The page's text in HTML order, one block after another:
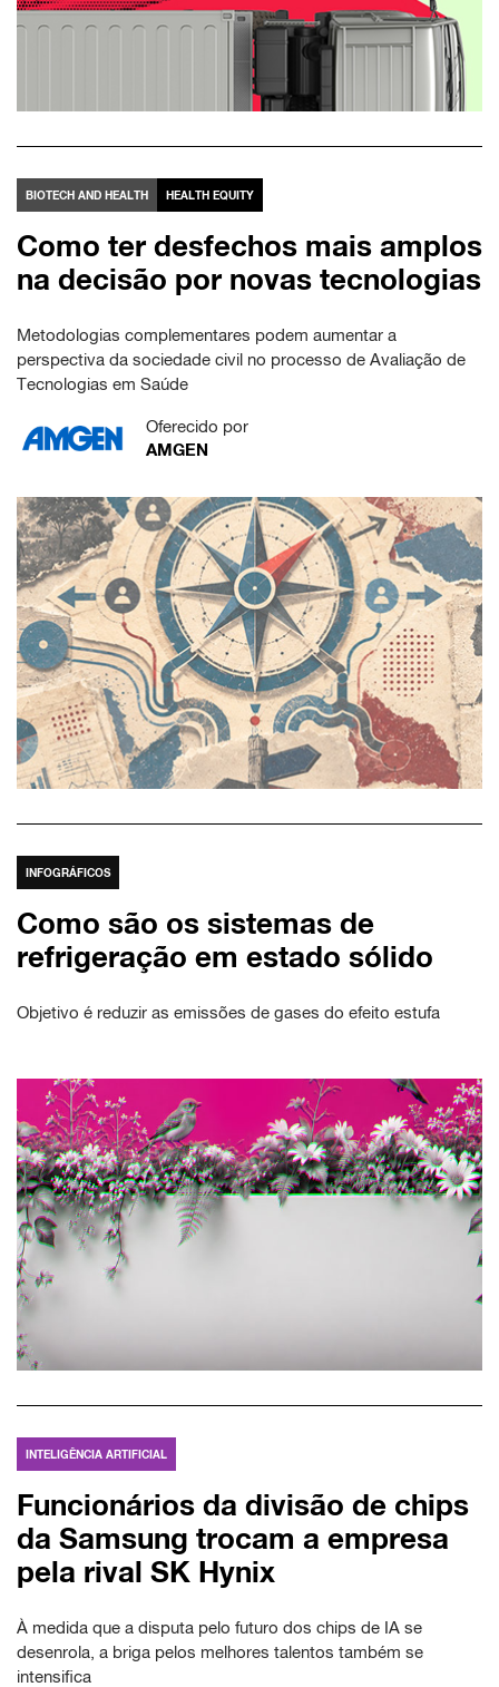
BIOTECH AND HEALTH HEALTH EQUITY
Como ter desfechos mais amplos
na decisão por novas tecnologias
Metodologias complementares podem aumentar a
perspectiva da sociedade civil no processo de Avaliação de
Tecnologias em Saúde
Oferecido por
AMGEN
INFOGRÁFICOS
Como são os sistemas de
refrigeração em estado sólido
Objetivo é reduzir as emissões de gases do efeito estufa
INTELIGÊNCIA ARTIFICIAL
Funcionários da divisão de chips
da Samsung trocam a empresa
pela rival SK Hynix
À medida que a disputa pelo futuro dos chips de IA se
desenrola, a briga pelos melhores talentos também se
intensifica